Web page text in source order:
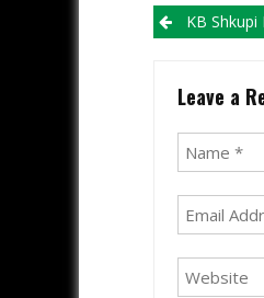
PostKB Shkupi Fiton
Leave a